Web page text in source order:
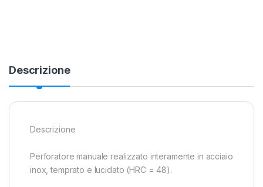
Descrizione
Descrizione
Perforatore manuale realizzato interamente in acciaio
inox, temprato e lucidato (HRC = 48).